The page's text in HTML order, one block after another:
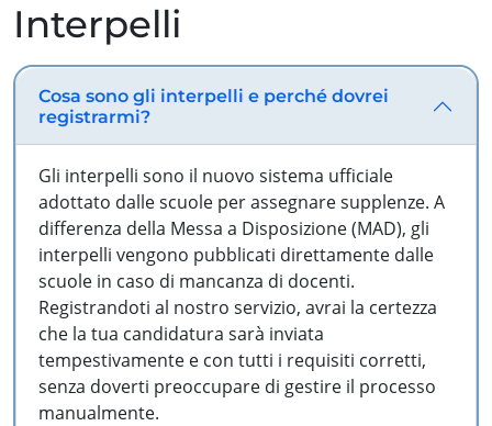
Interpelli
Cosa sono gli interpelli e perché dovrei
registrarmi?
Gli interpelli sono il nuovo sistema ufficiale
adottato dalle scuole per assegnare supplenze. A
differenza della Messa a Disposizione (MAD), gli
interpelli vengono pubblicati direttamente dalle
scuole in caso di mancanza di docenti.
Registrandoti al nostro servizio, avrai la certezza
che la tua candidatura sarà inviata
tempestivamente e con tutti i requisiti corretti,
senza doverti preoccupare di gestire il processo
manualmente.